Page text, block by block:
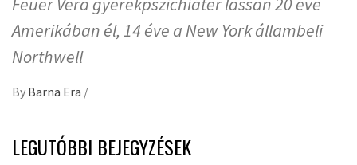
Amerikában él, 14 éve a New York állambeli
Northwell
By Barna Era /
LEGUTÓBBI BEJEGYZÉSEK